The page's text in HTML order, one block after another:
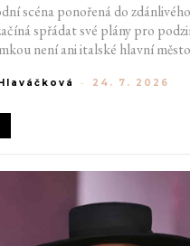
scéna ponořená do
spřádat své plány pro
není ani italské hlavní
přivítá tradiční jména,
- 24. 7. 2026